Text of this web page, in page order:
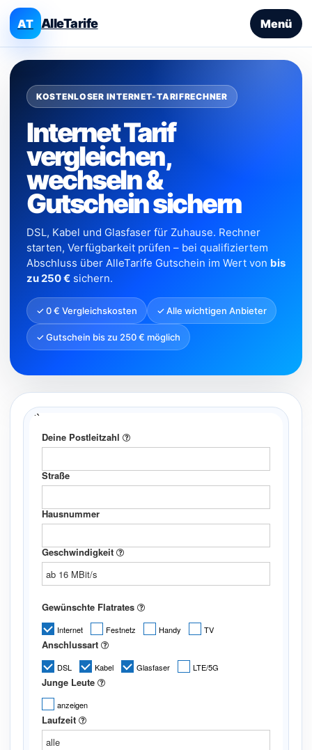
AT AlleTarife Menü
KOSTENLOSER INTERNET-TARIFRECHNER
Internet Tarif
vergleichen,
wechseln &
Gutschein sichern
DSL, Kabel und Glasfaser für Zuhause. Rechner
starten, Verfügbarkeit prüfen – bei qualifiziertem
Abschluss über AlleTarife Gutschein im Wert von bis
zu 250 € sichern.
✓ 0 € Vergleichskosten ✓ Alle wichtigen Anbieter
✓ Gutschein bis zu 250 € möglich